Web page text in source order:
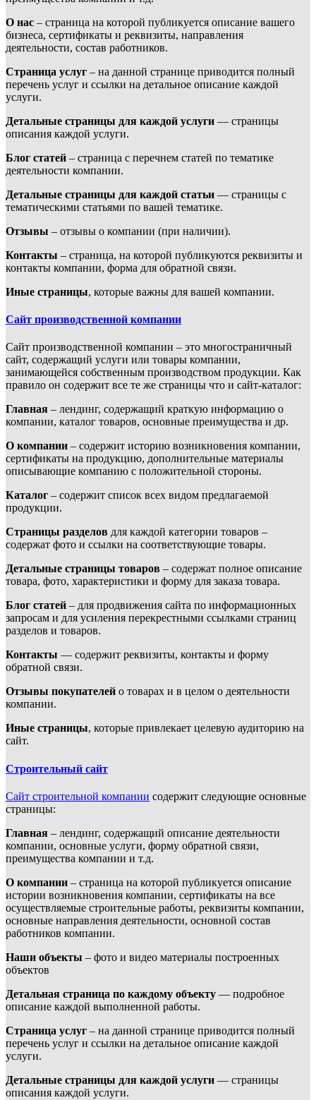
О нас – страница на которой публикуется описание вашего
бизнеса, сертификаты и реквизиты, направления
деятельности, состав работников.
Страница услуг – на данной странице приводится полный
перечень услуг и ссылки на детальное описание каждой
услуги.
Детальные страницы для каждой услуги — страницы
описания каждой услуги.
Блог статей – страница с перечнем статей по тематике
деятельности компании.
Детальные страницы для каждой статьи — страницы с
тематическими статьями по вашей тематике.
Отзывы – отзывы о компании (при наличии).
Контакты – страница, на которой публикуются реквизиты и
контакты компании, форма для обратной связи.
Иные страницы, которые важны для вашей компании.
Сайт производственной компании
Сайт производственной компании – это многостраничный
сайт, содержащий услуги или товары компании,
занимающейся собственным производством продукции. Как
правило он содержит все те же страницы что и сайт-каталог:
Главная – лендинг, содержащий краткую информацию о
компании, каталог товаров, основные преимущества и др.
О компании – содержит историю возникновения компании,
сертификаты на продукцию, дополнительные материалы
описывающие компанию с положительной стороны.
Каталог – содержит список всех видом предлагаемой
продукции.
Страницы разделов для каждой категории товаров –
содержат фото и ссылки на соответствующие товары.
Детальные страницы товаров – содержат полное описание
товара, фото, характеристики и форму для заказа товара.
Блог статей – для продвижения сайта по информационных
запросам и для усиления перекрестными ссылками страниц
разделов и товаров.
Контакты — содержит реквизиты, контакты и форму
обратной связи.
Отзывы покупателей о товарах и в целом о деятельности
компании.
Иные страницы, которые привлекает целевую аудиторию на
сайт.
Строительный сайт
Сайт строительной компании содержит следующие основные
страницы:
Главная – лендинг, содержащий описание деятельности
компании, основные услуги, форму обратной связи,
преимущества компании и т.д.
О компании – страница на которой публикуется описание
истории возникновения компании, сертификаты на все
осуществляемые строительные работы, реквизиты компании,
основные направления деятельности, основной состав
работников компании.
Наши объекты – фото и видео материалы построенных
объектов
Детальная страница по каждому объекту — подробное
описание каждой выполненной работы.
Страница услуг – на данной странице приводится полный
перечень услуг и ссылки на детальное описание каждой
услуги.
Детальные страницы для каждой услуги — страницы
описания каждой услуги.